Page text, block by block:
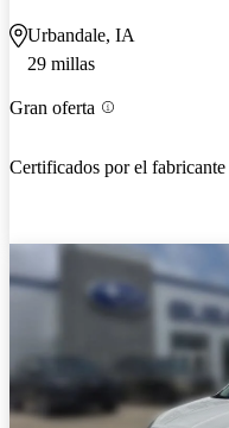
Urbandale, IA
29 millas
Gran oferta
Certificados por el fabricante